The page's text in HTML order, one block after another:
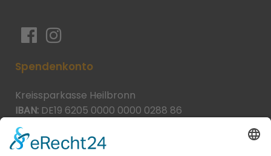
Spendenkonto
Kreissparkasse Heilbronn
IBAN: DE19 6205 0000 0000 0288 86
BIC: